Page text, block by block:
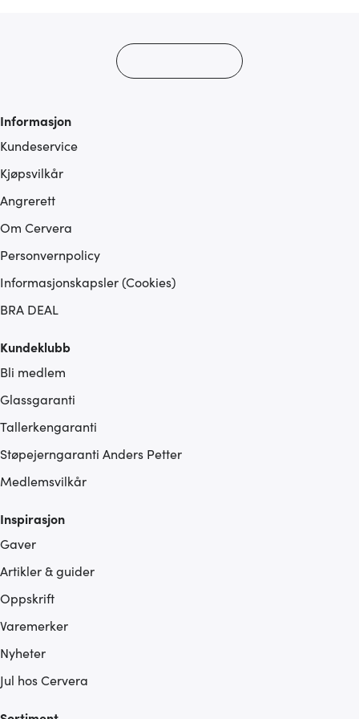
Informasjon
Kundeservice
Kjøpsvilkår
Angrerett
Om Cervera
Personvernpolicy
Informasjonskapsler (Cookies)
BRA DEAL
Kundeklubb
Bli medlem
Glassgaranti
Tallerkengaranti
Støpejerngaranti Anders Petter
Medlemsvilkår
Inspirasjon
Gaver
Artikler & guider
Oppskrift
Varemerker
Nyheter
Jul hos Cervera